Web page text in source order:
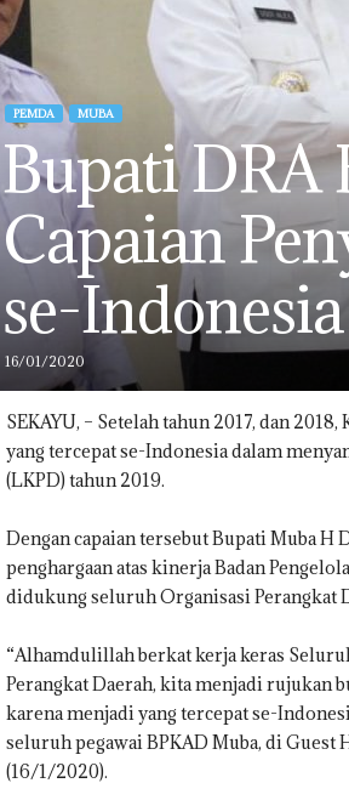
PEMDA MUBA
Bupati DRA
Capaian
se-Indonesia
16/01/2020
SEKAYU, – Setelah tahun 2017, dan
yang tercepat se-Indonesia dalam
(LKPD) tahun 2019.
Dengan capaian tersebut Bupati Muba H
penghargaan atas kinerja Badan
didukung seluruh Organisasi Perangkat
“Alhamdulillah berkat kerja keras
Perangkat Daerah, kita menjadi rujukan
karena menjadi yang tercepat se-
seluruh pegawai BPKAD Muba, di Guest
(16/1/2020).